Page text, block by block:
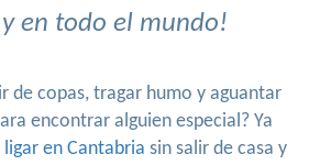
en todo el mundo!
de copas, tragar humo y aguantar
encontrar alguien especial? Ya
ligar en Cantabria sin salir de casa y